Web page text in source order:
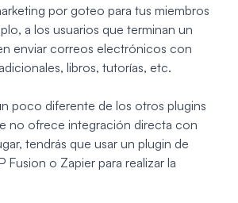
por goteo para tus miembros
a los usuarios que terminan un
enviar correos electrónicos con
libros, tutorías, etc.
poco diferente de los otros plugins
no ofrece integración directa con
tendrás que usar un plugin de
o Zapier para realizar la